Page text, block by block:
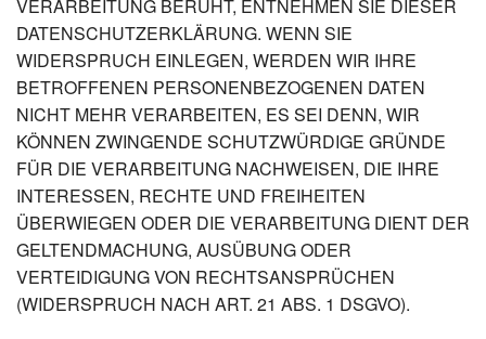
VERARBEITUNG BERUHT, ENTNEHMEN SIE DIESER
DATENSCHUTZERKLÄRUNG. WENN SIE
WIDERSPRUCH EINLEGEN, WERDEN WIR IHRE
BETROFFENEN PERSONENBEZOGENEN DATEN
NICHT MEHR VERARBEITEN, ES SEI DENN, WIR
KÖNNEN ZWINGENDE SCHUTZWÜRDIGE GRÜNDE
FÜR DIE VERARBEITUNG NACHWEISEN, DIE IHRE
INTERESSEN, RECHTE UND FREIHEITEN
ÜBERWIEGEN ODER DIE VERARBEITUNG DIENT DER
GELTENDMACHUNG, AUSÜBUNG ODER
VERTEIDIGUNG VON RECHTSANSPRÜCHEN
(WIDERSPRUCH NACH ART. 21 ABS. 1 DSGVO).